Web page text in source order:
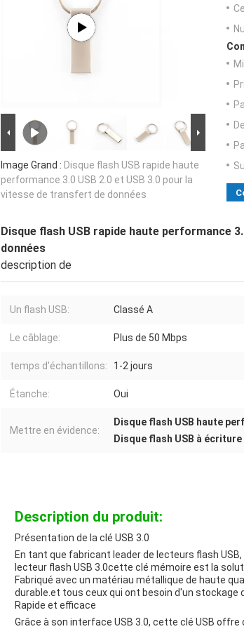
Image Grand : Disque flash USB rapide haute
performance 3.0 USB 2.0 et USB 3.0 pour la
vitesse de transfert de données
Disque flash USB rapide haute performance
données
description de
Un flash USB: Classé A
Le câblage: Plus de 50 Mbps
temps d'échantillons: 1-2 jours
Étanche: Oui
Mettre en évidence:
Disque flash USB haute
Disque flash USB à écriture
Description du produit:
Présentation de la clé USB 3.0
En tant que fabricant leader de lecteurs flash
lecteur flash USB 3.0cette clé mémoire est la
Fabriqué avec un matériau métallique de haute
durable.et tous ceux qui ont besoin d'un stockage
Rapide et efficace
Grâce à son interface USB 3.0, cette clé USB